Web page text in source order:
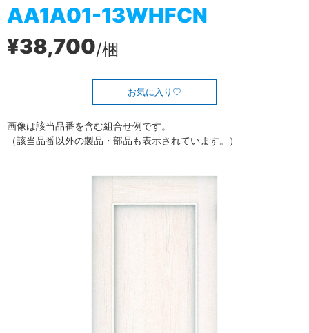
AA1A01-13WHFCN
¥38,700/梱
お気に入り
画像は該当品番を含む組合せ例です。
（該当品番以外の製品・部品も表示されています。）